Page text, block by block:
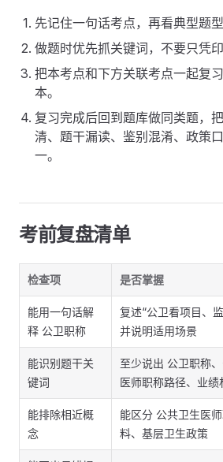
先记住一句话考点，再看典型题型
做题时优先抓关键词，不要只凭印
把本考点和下方关联考点一起复
本。
复习完成后回到题库做同类题，
清、题干漏读、鉴别混淆、政策
一。
考前复盘清单
检查项 是否掌握
能用一句话解
释 公卫职称
复述“公卫看项目、
并说明适用场景
能识别题干关
键词
至少说出 公卫职称
医师职称路径、业绩
能排除相近概
念
能区分 公共卫生医
料、基层卫生政策